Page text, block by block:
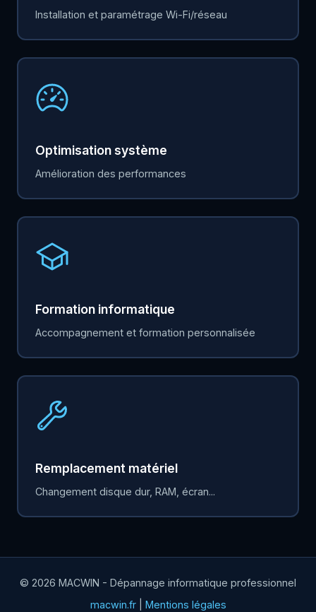
Installation et paramétrage Wi-Fi/réseau
Optimisation système
Amélioration des performances
Formation informatique
Accompagnement et formation personnalisée
Remplacement matériel
Changement disque dur, RAM, écran...
© 2026 MACWIN - Dépannage informatique professionnel
macwin.fr| Mentions légales